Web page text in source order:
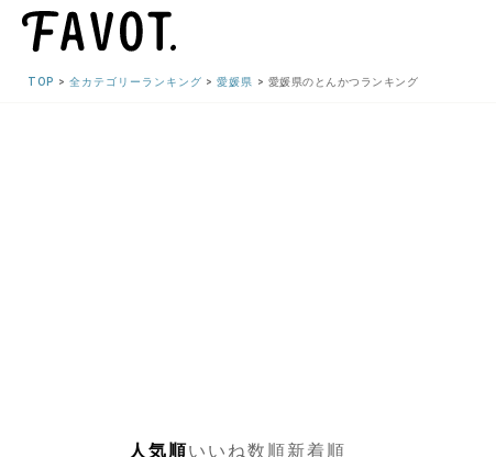
TOP 全カテゴリーランキング 愛媛県 愛媛県のとんかつランキング
人気順いいね数順新着順